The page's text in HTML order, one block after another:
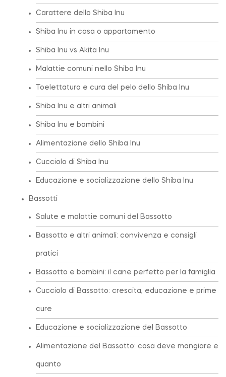
Carattere dello Shiba Inu
Shiba Inu in casa o appartamento
Shiba Inu vs Akita Inu
Malattie comuni nello Shiba Inu
Toelettatura e cura del pelo dello Shiba Inu
Shiba Inu e altri animali
Shiba Inu e bambini
Alimentazione dello Shiba Inu
Cucciolo di Shiba Inu
Educazione e socializzazione dello Shiba Inu
Bassotti
Salute e malattie comuni del Bassotto
Bassotto e altri animali: convivenza e consigli
pratici
Bassotto e bambini: il cane perfetto per la famiglia
Cucciolo di Bassotto: crescita, educazione e prime
cure
Educazione e socializzazione del Bassotto
Alimentazione del Bassotto: cosa deve mangiare e
quanto